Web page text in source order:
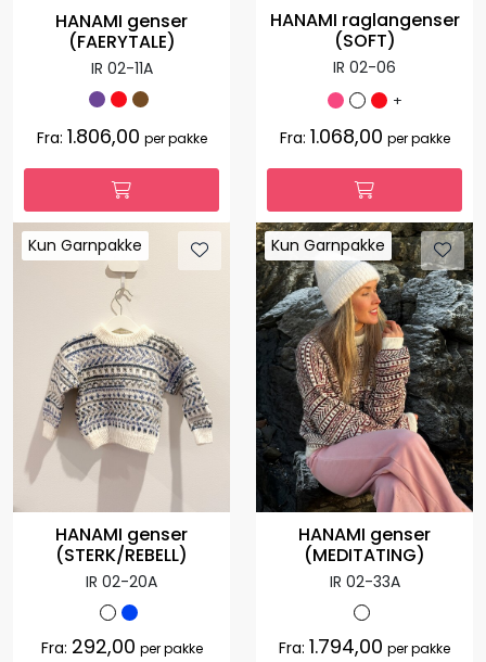
HANAMI genser
(FAERYTALE)
IR 02-11A
Fra: 1.806,00 per pakke
HANAMI raglangenser
(SOFT)
IR 02-06
+
Fra: 1.068,00 per pakke
Kun Garnpakke
Kun Garnpakke
HANAMI genser
(STERK/REBELL)
IR 02-20A
Fra: 292,00 per pakke
Kun Garnpakke
Kun Garnpakke
HANAMI genser
(MEDITATING)
IR 02-33A
Fra: 1.794,00 per pakke